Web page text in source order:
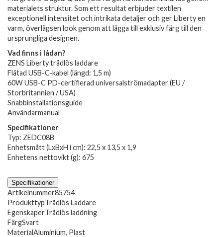
materialets struktur. Som ett resultat erbjuder textilen
exceptionell intensitet och intrikata detaljer och ger Liberty en
varm, överlägsen look genom att lägga till exklusiv färg till den
ursprungliga designen.
Vad finns i lådan?
ZENS Liberty trådlös laddare
Flätad USB-C-kabel (längd: 1,5 m)
60W USB-C PD-certifierad universalströmadapter (EU /
Storbritannien / USA)
Snabbinstallationsguide
Användarmanual
Specifikationer
Typ: ZEDC08B
Enhetsmått (LxBxH i cm): 22,5 x 13,5 x 1,9
Enhetens nettovikt (g): 675
Specifikationer
Artikelnummer85754
ProdukttypTrådlös Laddare
EgenskaperTrådlös laddning
FärgSvart
MaterialAluminium, Plast